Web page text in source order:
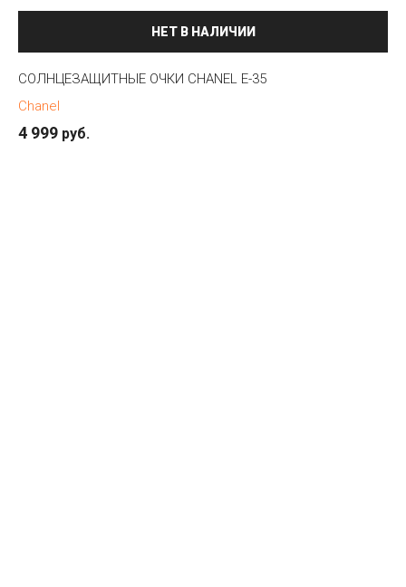
НЕТ В НАЛИЧИИ
СОЛНЦЕЗАЩИТНЫЕ ОЧКИ CHANEL E-35
Chanel
4 999 руб.